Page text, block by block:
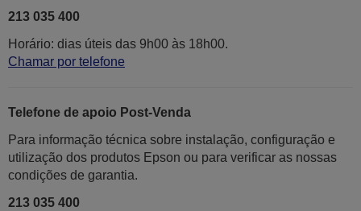
213 035 400
Horário: dias úteis das 9h00 às 18h00.
Chamar por telefone
Telefone de apoio Post-Venda
Para informação técnica sobre instalação, configuração e
utilização dos produtos Epson ou para verificar as nossas
condições de garantia.
213 035 400